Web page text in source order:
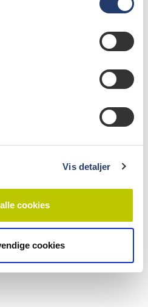
Vis detaljer
cookies
cookies
bladet